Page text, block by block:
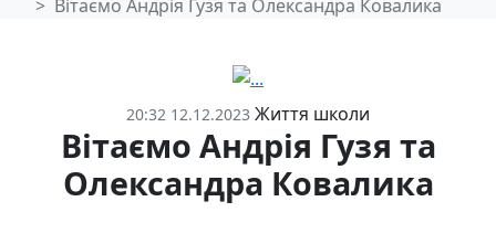
Вітаємо Андрія Гузя та Олександра Ковалика
20:32 12.12.2023 Життя школи
Вітаємо Андрія Гузя та
Олександра Ковалика